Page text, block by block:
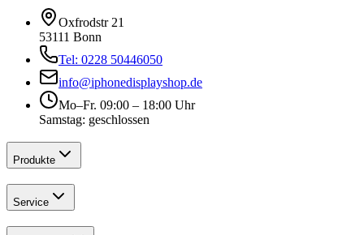
Oxfrodstr 21
53111 Bonn
Tel: 0228 50446050
info@iphonedisplayshop.de
Mo–Fr. 09:00 – 18:00 Uhr
Samstag: geschlossen
Produkte
Service